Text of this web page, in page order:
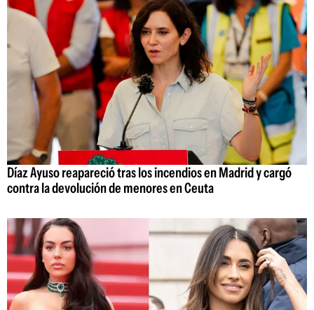
Díaz Ayuso reapareció tras los incendios en Madrid y cargó
contra la devolución de menores en Ceuta